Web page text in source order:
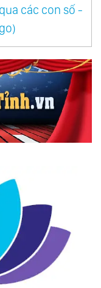
các con số -